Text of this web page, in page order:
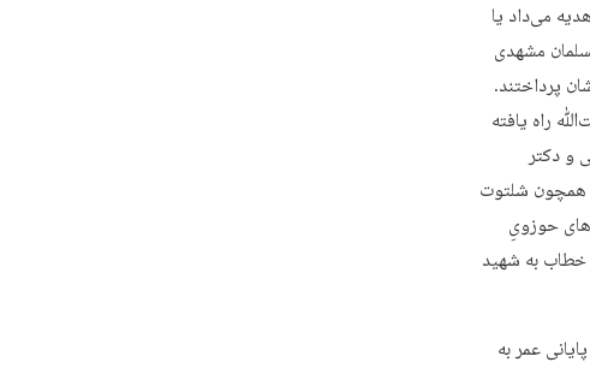
می‌داد یا
مشهدی
پرداختند.
راه یافته
و دکتر
همچون شلتوت
حوزویِ
به شهید
عمر به